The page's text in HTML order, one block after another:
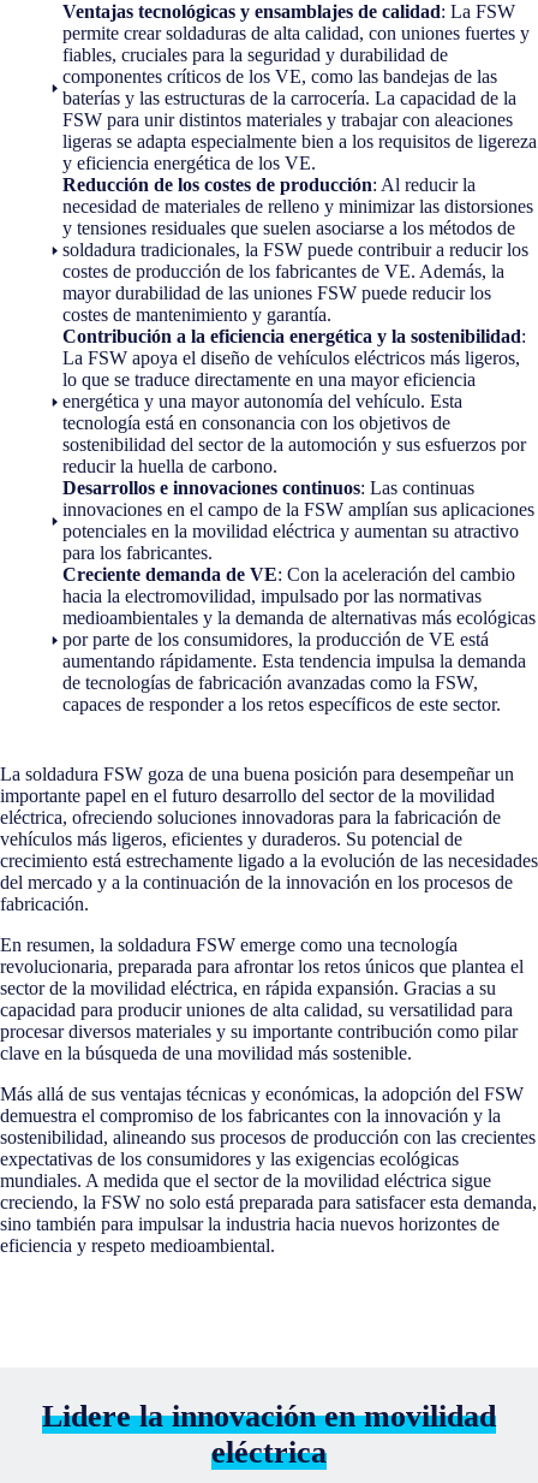
Ventajas tecnológicas y ensamblajes de calidad: La FSW
permite crear soldaduras de alta calidad, con uniones fuertes y
fiables, cruciales para la seguridad y durabilidad de
componentes críticos de los VE, como las bandejas de las
baterías y las estructuras de la carrocería. La capacidad de la
FSW para unir distintos materiales y trabajar con aleaciones
ligeras se adapta especialmente bien a los requisitos de ligereza
y eficiencia energética de los VE.
Reducción de los costes de producción: Al reducir la
necesidad de materiales de relleno y minimizar las distorsiones
y tensiones residuales que suelen asociarse a los métodos de
soldadura tradicionales, la FSW puede contribuir a reducir los
costes de producción de los fabricantes de VE. Además, la
mayor durabilidad de las uniones FSW puede reducir los
costes de mantenimiento y garantía.
Contribución a la eficiencia energética y la sostenibilidad:
La FSW apoya el diseño de vehículos eléctricos más ligeros,
lo que se traduce directamente en una mayor eficiencia
energética y una mayor autonomía del vehículo. Esta
tecnología está en consonancia con los objetivos de
sostenibilidad del sector de la automoción y sus esfuerzos por
reducir la huella de carbono.
Desarrollos e innovaciones continuos: Las continuas
innovaciones en el campo de la FSW amplían sus aplicaciones
potenciales en la movilidad eléctrica y aumentan su atractivo
para los fabricantes.
Creciente demanda de VE: Con la aceleración del cambio
hacia la electromovilidad, impulsado por las normativas
medioambientales y la demanda de alternativas más ecológicas
por parte de los consumidores, la producción de VE está
aumentando rápidamente. Esta tendencia impulsa la demanda
de tecnologías de fabricación avanzadas como la FSW,
capaces de responder a los retos específicos de este sector.
La soldadura FSW goza de una buena posición para desempeñar un
importante papel en el futuro desarrollo del sector de la movilidad
eléctrica, ofreciendo soluciones innovadoras para la fabricación de
vehículos más ligeros, eficientes y duraderos. Su potencial de
crecimiento está estrechamente ligado a la evolución de las necesidades
del mercado y a la continuación de la innovación en los procesos de
fabricación.
En resumen, la soldadura FSW emerge como una tecnología
revolucionaria, preparada para afrontar los retos únicos que plantea el
sector de la movilidad eléctrica, en rápida expansión. Gracias a su
capacidad para producir uniones de alta calidad, su versatilidad para
procesar diversos materiales y su importante contribución como pilar
clave en la búsqueda de una movilidad más sostenible.
Más allá de sus ventajas técnicas y económicas, la adopción del FSW
demuestra el compromiso de los fabricantes con la innovación y la
sostenibilidad, alineando sus procesos de producción con las crecientes
expectativas de los consumidores y las exigencias ecológicas
mundiales. A medida que el sector de la movilidad eléctrica sigue
creciendo, la FSW no solo está preparada para satisfacer esta demanda,
sino también para impulsar la industria hacia nuevos horizontes de
eficiencia y respeto medioambiental.
Lidere la innovación en movilidad
eléctrica